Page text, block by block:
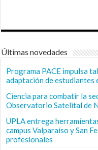
Últimas novedades
Programa PACE impulsa
adaptación de estudiantes
Ciencia para combatir la
Observatorio Satelital de
UPLA entrega
campus Valparaíso y San
profesionales